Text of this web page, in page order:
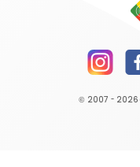
© 2007 - 2026